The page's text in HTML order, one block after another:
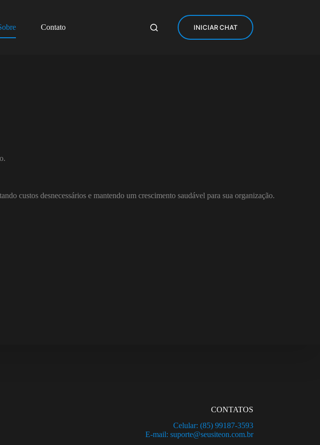
Contato INICIAR CHAT
custos desnecessários e mantendo um crescimento saudável para sua organização.
CONTATOS
Celular: (85) 99187-3593
E-mail: suporte@seusiteon.com.br